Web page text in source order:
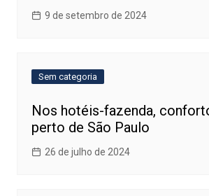
9 de setembro de 2024
Sem categoria
Nos hotéis-fazenda,
perto de São Paulo
26 de julho de 2024